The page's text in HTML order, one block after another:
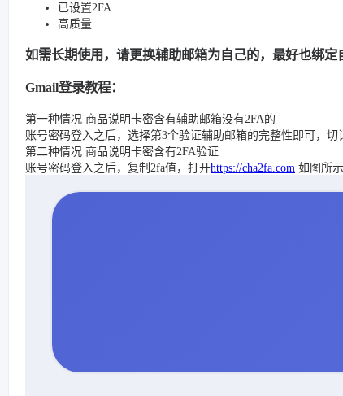
已设置2FA
高质量
如需长期使用，请更换辅助邮箱为自己的，最好也绑定
Gmail登录教程：
第一种情况 商品说明卡密含有辅助邮箱没有2FA的
账号密码登入之后，选择第3个验证辅助邮箱的完整性即可，
第二种情况 商品说明卡密含有2FA验证
账号密码登入之后，复制2fa值，打开https://cha2fa.com 如图所示